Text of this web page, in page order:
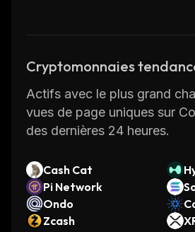
Cryptomonnaies
Actifs avec le plus grand
vues de page uniques sur
des dernières 24 heures.
Cash Cat
Pi Network
Ondo
Zcash